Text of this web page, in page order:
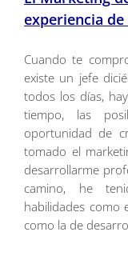
experiencia de
Cuando te
existe un jefe
todos los días,
tiempo, las
oportunidad de
tomado el
desarrollarme
camino, he
habilidades como
como la de